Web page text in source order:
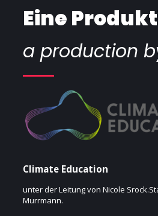
Eine
a production
Climate Education
unter der Leitung von Nicole
Murrmann.